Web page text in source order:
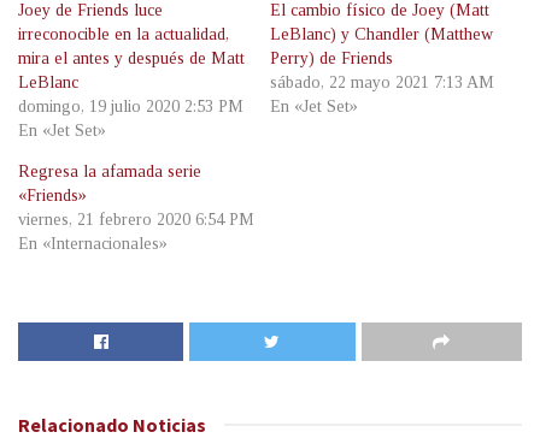
Joey de Friends luce
irreconocible en la actualidad,
mira el antes y después de Matt
LeBlanc
domingo, 19 julio 2020 2:53 PM
En «Jet Set»
El cambio físico de Joey (Matt
LeBlanc) y Chandler (Matthew
Perry) de Friends
sábado, 22 mayo 2021 7:13 AM
En «Jet Set»
Regresa la afamada serie
«Friends»
viernes, 21 febrero 2020 6:54 PM
En «Internacionales»
Relacionado Noticias